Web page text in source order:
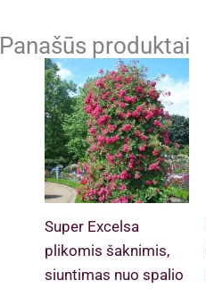
Panašūs produktai
Super Excelsa
plikomis šaknimis,
siuntimas nuo spalio